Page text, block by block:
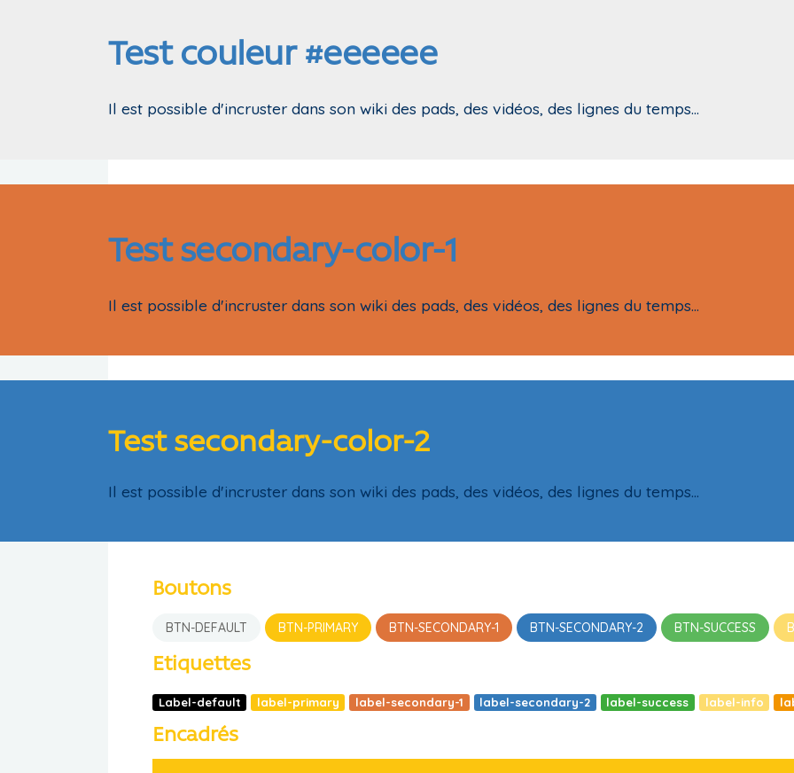
Test couleur #eeeeee
Il est possible d'incruster dans son wiki des pads, des vidéos, des lignes du temps...
Test secondary-color-1
Il est possible d'incruster dans son wiki des pads, des vidéos, des lignes du temps...
Test secondary-color-2
Il est possible d'incruster dans son wiki des pads, des vidéos, des lignes du temps...
Boutons
BTN-DEFAULT BTN-PRIMARY BTN-SECONDARY-1 BTN-SECONDARY-2 BTN-SUCCESS
Etiquettes
Label-default label-primary label-secondary-1 label-secondary-2 label-success label-info
Encadrés